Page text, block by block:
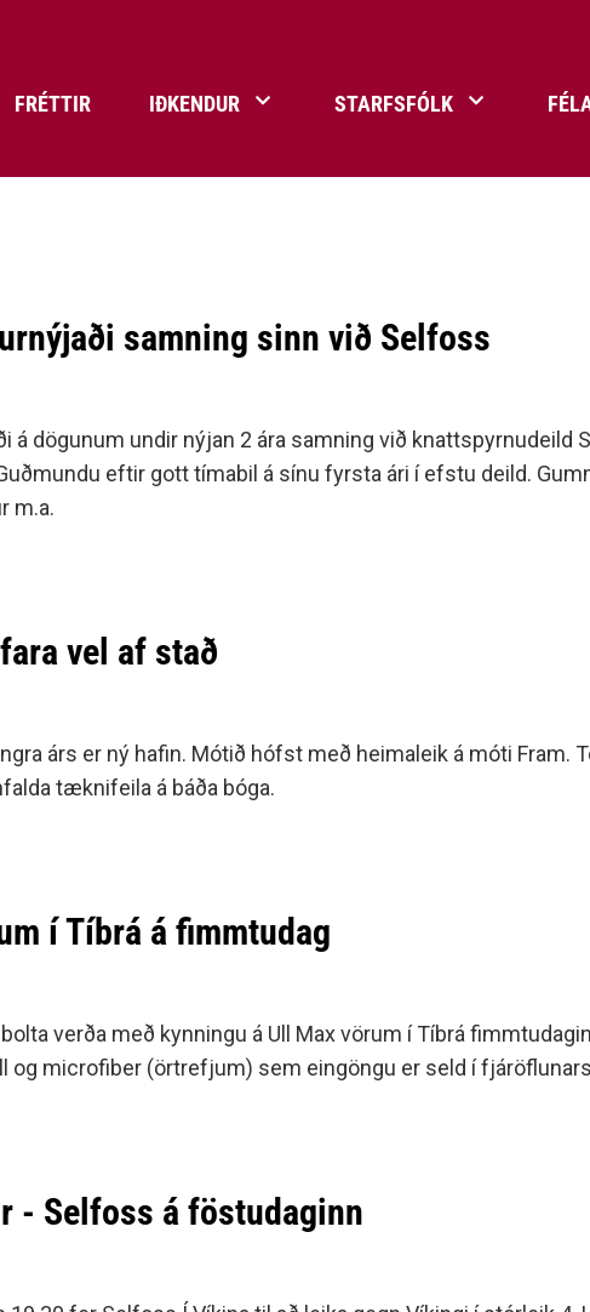
FRÉTTIR IÐKENDUR
Frístundastyrkur Meiðsli á
STARFSFÓLK
Heiðursfélagar, gull- og silfurmerki
Ársskýrslur
Merki
samning sinn við Selfoss
á dögunum undir nýjan 2 ára samning við knattspyrnudeild
eftir gott tímabil á sínu fyrsta ári í efstu deild.
m.a.
vel af stað
árs er ný hafin. Mótið hófst með heimaleik á móti Fram.
tæknifeila á báða bóga.
í Tíbrá á fimmtudag
verða með kynningu á Ull Max vörum í Tíbrá
og microfiber (örtrefjum) sem eingöngu er seld í
- Selfoss á föstudaginn